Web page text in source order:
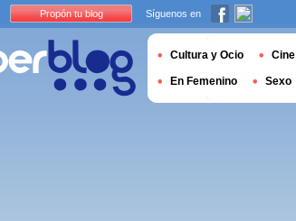
Propón tu blog Síguenos en
Cultura y Ocio Cine
En Femenino Sexo